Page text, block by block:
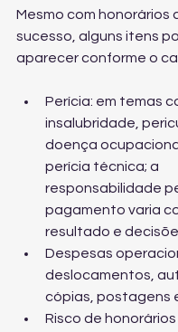
Mesmo com honorários
sucesso, alguns itens
aparecer conforme o
Perícia: em temas
insalubridade,
doença
perícia técnica; a
responsabilidade
pagamento varia
resultado e
Despesas
deslocamentos,
cópias, postagens
Risco de